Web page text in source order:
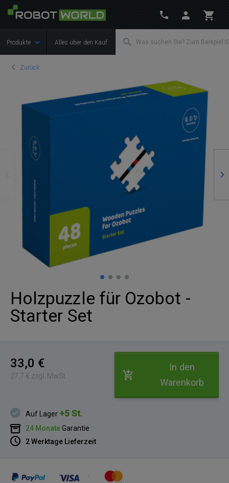
Produkte Alles über den Kauf
Zurück
Holzpuzzle für Ozobot -
Starter Set
33,0 €
27,7 € zzgl. MwSt.
In den
Warenkorb
Auf Lager +5 St.
24 MonateGarantie
2 Werktage Lieferzeit